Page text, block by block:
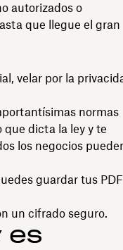
autorizados o
que llegue el gran
velar por la
normas
que dicta la ley y te
los negocios
guardar tus
un cifrado seguro.
es